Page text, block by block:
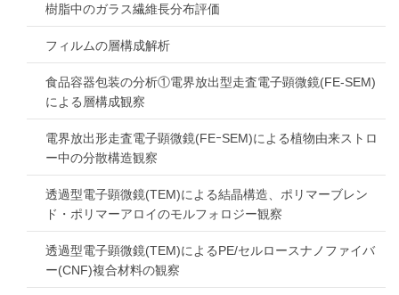
樹脂中のガラス繊維長分布評価
フィルムの層構成解析
食品容器包装の分析①電界放出型走査電子顕微鏡(FE-SEM)
による層構成観察
電界放出形走査電子顕微鏡(FEｰSEM)による植物由来ストロ
ー中の分散構造観察
透過型電子顕微鏡(TEM)による結晶構造、ポリマーブレン
ド・ポリマーアロイのモルフォロジー観察
透過型電子顕微鏡(TEM)によるPE/セルロースナノファイバ
ー(CNF)複合材料の観察